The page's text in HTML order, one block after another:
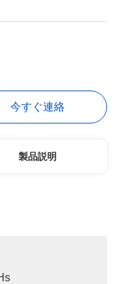
今すぐ連絡
製品説明